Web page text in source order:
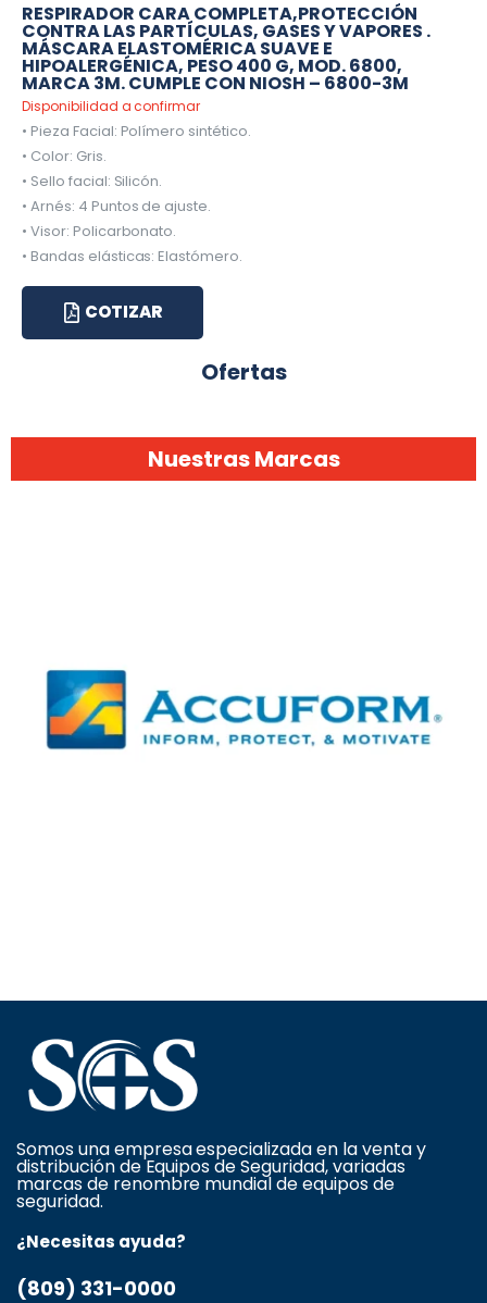
RESPIRADOR CARA COMPLETA,PROTECCIÓN
CONTRA LAS PARTÍCULAS, GASES Y VAPORES .
MÁSCARA ELASTOMÉRICA SUAVE E
HIPOALERGÉNICA, PESO 400 G, MOD. 6800,
MARCA 3M. CUMPLE CON NIOSH – 6800-3M
Disponibilidad a confirmar
• Pieza Facial: Polímero sintético.
• Color: Gris.
• Sello facial: Silicón.
• Arnés: 4 Puntos de ajuste.
• Visor: Policarbonato.
• Bandas elásticas: Elastómero.
COTIZAR
Ofertas
Nuestras Marcas
Somos una empresa especializada en la venta y
distribución de Equipos de Seguridad, variadas
marcas de renombre mundial de equipos de
seguridad.
¿Necesitas ayuda?
(809) 331-0000